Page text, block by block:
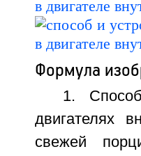
Формула
1.
двигателях
свежей